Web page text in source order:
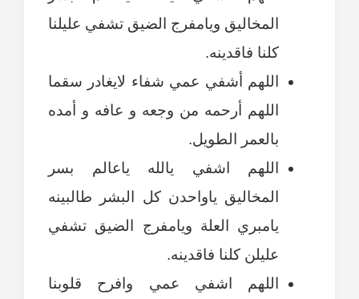
المخاليق ويامفرج الضيق تشفي عليلنا
كلنا فاقدينه.
اللهم أشفي عمي شفاء لايغادر سقما
اللهم أرحمه من وجعه و عافه و أمده
بالعمر الطويل.
اللهم اشفي يالله ياعالم بسر
المخاليق ياواحدن كل البشر طالبينه
يامبري العلة ويامفرج الضيق تشفي
عليلن كلنا فاقدينه.
اللهم اشفي عمي وافرح قلوبنا